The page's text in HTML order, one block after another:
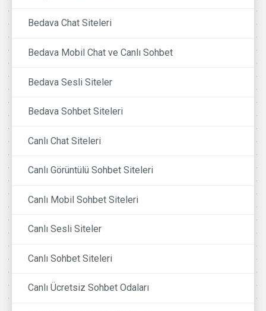
Bedava Chat Siteleri
Bedava Mobil Chat ve Canlı Sohbet
Bedava Sesli Siteler
Bedava Sohbet Siteleri
Canlı Chat Siteleri
Canlı Görüntülü Sohbet Siteleri
Canlı Mobil Sohbet Siteleri
Canlı Sesli Siteler
Canlı Sohbet Siteleri
Canlı Ücretsiz Sohbet Odaları